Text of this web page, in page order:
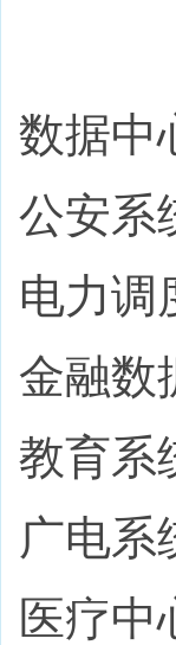
数据中
公安系
电力调
金融数
教育系
广电系
医疗中